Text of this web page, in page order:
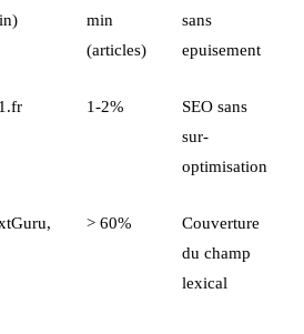
min
(articles)
sans
epuisement
1-2%
SEO sans
sur-
optimisation
> 60%
Couverture
du champ
lexical